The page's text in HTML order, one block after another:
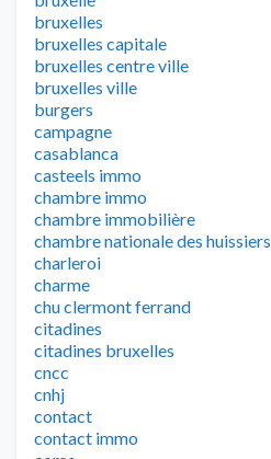
bruxelles
bruxelles capitale
bruxelles centre ville
bruxelles ville
burgers
campagne
casablanca
casteels immo
chambre immo
chambre immobilière
chambre nationale des huissiers
charleroi
charme
chu clermont ferrand
citadines
citadines bruxelles
cncc
cnhj
contact
contact immo